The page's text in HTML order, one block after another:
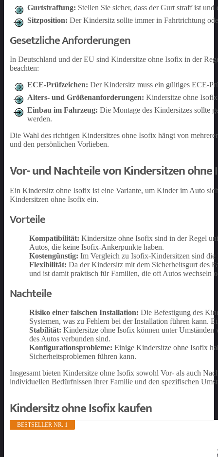
Gurtstraffung: Stellen Sie sicher, dass der Gurt straff ist
Sitzposition: Der Kindersitz sollte immer in Fahrtrichtung
Gesetzliche Anforderungen
In Deutschland und der EU sind Kindersitze ohne Isofix in der
beachten:
ECE-Prüfzeichen: Der Kindersitz muss ein gültiges ECE-
Alters- und Größenanforderungen: Kindersitze ohne
Einbau im Fahrzeug: Die Montage des Kindersitzes sollte
werden.
Die Wahl des richtigen Kindersitzes ohne Isofix hängt von
und den persönlichen Vorlieben.
Vor- und Nachteile von Kindersitzen ohne
Ein Kindersitz ohne Isofix ist eine Variante, um Kinder im Auto
Kindersitzen ohne Isofix ein.
Vorteile
Kompatibilität: Kindersitze ohne Isofix sind in der Regel
Autos, die keine Isofix-Ankerpunkte haben.
Kostengünstig: Im Vergleich zu Isofix-Kindersitzen sind
Flexibilität: Da der Kindersitz mit dem Sicherheitsgurt des
und ist damit praktisch für Familien, die oft Autos wechseln
Nachteile
Risiko einer falschen Installation: Die Befestigung des
Systemen, was zu Fehlern bei der Installation führen kann.
Stabilität: Kindersitze ohne Isofix können unter
des Autos verbunden sind.
Konfigurationsprobleme: Einige Kindersitze ohne Isofix
Sicherheitsproblemen führen kann.
Insgesamt bieten Kindersitze ohne Isofix sowohl Vor- als auch
individuellen Bedürfnissen ihrer Familie und den spezifischen
Kindersitz ohne Isofix kaufen
BESTSELLER NR. 1